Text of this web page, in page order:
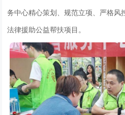
务中心精心策划、规范立项、严格风
法律援助公益帮扶项目。